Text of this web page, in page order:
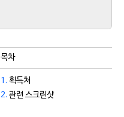
목차
1. 획득처
2. 관련 스크린샷